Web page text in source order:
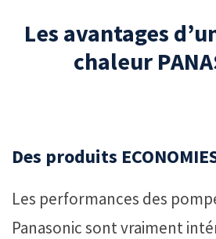
Les avantages
chaleur
Des produits
Les performances des
Panasonic sont vraiment